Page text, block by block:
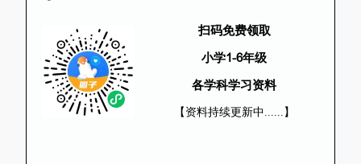
扫码免费领取
小学1-6年级
各学科学习资料
【资料持续更新中......】